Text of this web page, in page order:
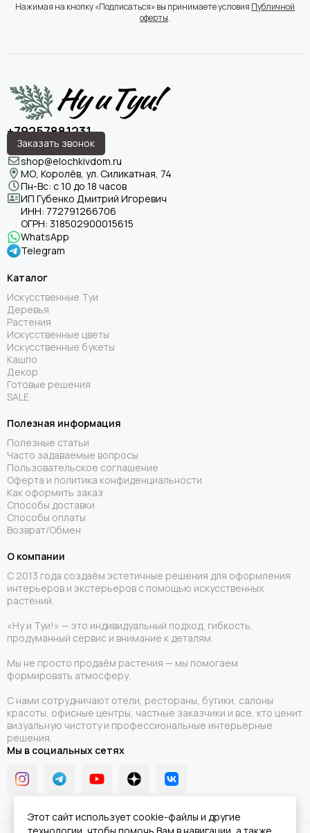
Нажимая на кнопку «Подписаться» вы принимаете условия Публичной
оферты.
+79257881231
Заказать звонок
shop@elochkivdom.ru
МО, Королёв, ул. Силикатная, 74
Пн-Вс: с 10 до 18 часов
ИП Губенко Дмитрий Игоревич
ИНН: 772791266706
ОГРН: 318502900015615
WhatsApp
Telegram
Каталог
Искусственные Туи
Деревья
Растения
Искусственные цветы
Искусственные букеты
Кашпо
Декор
Готовые решения
SALE
Полезная информация
Полезные статьи
Часто задаваемые вопросы
Пользовательское соглашение
Оферта и политика конфиденциальности
Как оформить заказ
Способы доставки
Способы оплаты
Возврат/Обмен
О компании
С 2013 года создаём эстетичные решения для оформления
интерьеров и экстерьеров с помощью искусственных
растений.
«Ну и Туи!» — это индивидуальный подход, гибкость,
продуманный сервис и внимание к деталям.
Мы не просто продаём растения — мы помогаем
формировать атмосферу.
С нами сотрудничают отели, рестораны, бутики, салоны
красоты, офисные центры, частные заказчики и все, кто ценит
визуальную чистоту и профессиональные интерьерные
решения.
Мы в социальных сетях
Этот сайт использует cookie-файлы и другие